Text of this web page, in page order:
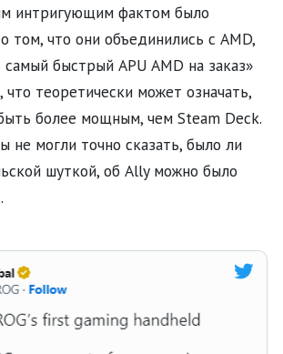
интригующим фактом было
том, что они объединились с AMD,
быстрый APU AMD на заказ»
что теоретически может означать,
более мощным, чем Steam Deck.
не могли точно сказать, было ли
шуткой, об Ally можно было